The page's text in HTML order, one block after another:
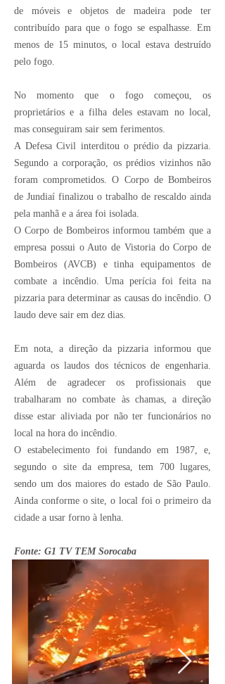
de móveis e objetos de madeira pode ter
contribuído para que o fogo se espalhasse. Em
menos de 15 minutos, o local estava destruído
pelo fogo.
No momento que o fogo começou, os
proprietários e a filha deles estavam no local,
mas conseguiram sair sem ferimentos.
A Defesa Civil interditou o prédio da pizzaria.
Segundo a corporação, os prédios vizinhos não
foram comprometidos. O Corpo de Bombeiros
de Jundiaí finalizou o trabalho de rescaldo ainda
pela manhã e a área foi isolada.
O Corpo de Bombeiros informou também que a
empresa possui o Auto de Vistoria do Corpo de
Bombeiros (AVCB) e tinha equipamentos de
combate a incêndio. Uma perícia foi feita na
pizzaria para determinar as causas do incêndio. O
laudo deve sair em dez dias.
Em nota, a direção da pizzaria informou que
aguarda os laudos dos técnicos de engenharia.
Além de agradecer os profissionais que
trabalharam no combate às chamas, a direção
disse estar aliviada por não ter funcionários no
local na hora do incêndio.
O estabelecimento foi fundando em 1987, e,
segundo o site da empresa, tem 700 lugares,
sendo um dos maiores do estado de São Paulo.
Ainda conforme o site, o local foi o primeiro da
cidade a usar forno à lenha.
Fonte: G1 TV TEM Sorocaba